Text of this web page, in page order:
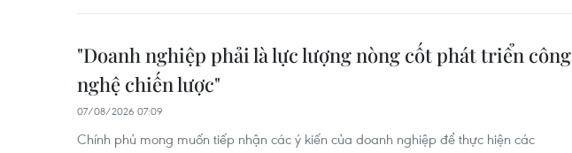
"Doanh nghiệp phải là lực lượng nòng cốt phát triển công
nghệ chiến lược"
07/08/2026 07:09
Chính phủ mong muốn tiếp nhận các ý kiến của doanh nghiệp để thực hiện các